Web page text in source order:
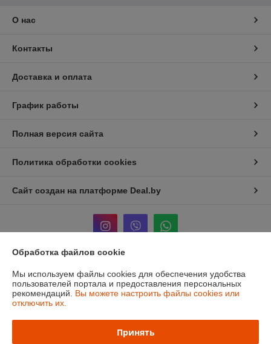
О нас
Контакты
Доставка и оплата
График работы
Полная версия сайта
Политика обработки cookies
Сайт создан на платформе Deal.by
Информация для покупателя
Юридическое лицо:ЧТУП «Мечты Киры»
220024, г. Минск, ул. Асаналиева, д.42
Регистрационный номер ЕГР: 191512959
Обработка файлов cookie
Мы используем файлы cookies для обеспечения удобства
пользователей портала и предоставления персональных
рекомендаций. Вы можете настроить файлы cookies или
отключить их.
Принять